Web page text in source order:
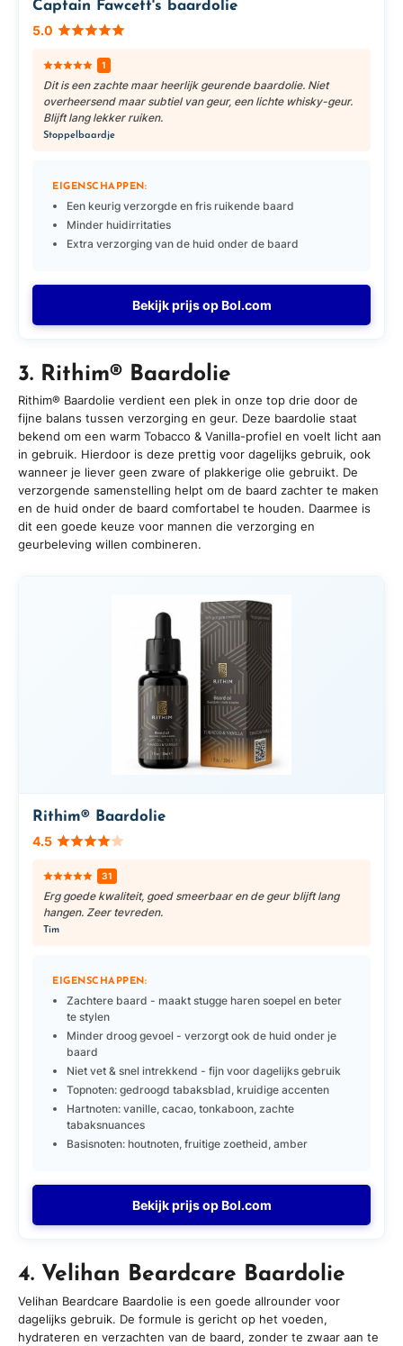
Captain Fawcett's baardolie
5.0
1
Dit is een zachte maar heerlijk geurende baardolie. Niet
overheersend maar subtiel van geur, een lichte whisky-geur.
Blijft lang lekker ruiken.
Stoppelbaardje
EIGENSCHAPPEN:
Een keurig verzorgde en fris ruikende baard
Minder huidirritaties
Extra verzorging van de huid onder de baard
Bekijk prijs op Bol.com
3. Rithim® Baardolie
Rithim® Baardolie verdient een plek in onze top drie door de
fijne balans tussen verzorging en geur. Deze baardolie staat
bekend om een warm Tobacco & Vanilla-profiel en voelt licht aan
in gebruik. Hierdoor is deze prettig voor dagelijks gebruik, ook
wanneer je liever geen zware of plakkerige olie gebruikt. De
verzorgende samenstelling helpt om de baard zachter te maken
en de huid onder de baard comfortabel te houden. Daarmee is
dit een goede keuze voor mannen die verzorging en
geurbeleving willen combineren.
Rithim® Baardolie
4.5
31
Erg goede kwaliteit, goed smeerbaar en de geur blijft lang
hangen. Zeer tevreden.
Tim
EIGENSCHAPPEN:
Zachtere baard - maakt stugge haren soepel en beter
te stylen
Minder droog gevoel - verzorgt ook de huid onder je
baard
Niet vet & snel intrekkend - fijn voor dagelijks gebruik
Topnoten: gedroogd tabaksblad, kruidige accenten
Hartnoten: vanille, cacao, tonkaboon, zachte
tabaksnuances
Basisnoten: houtnoten, fruitige zoetheid, amber
Bekijk prijs op Bol.com
4. Velihan Beardcare Baardolie
Velihan Beardcare Baardolie is een goede allrounder voor
dagelijks gebruik. De formule is gericht op het voeden,
hydrateren en verzachten van de baard, zonder te zwaar aan te